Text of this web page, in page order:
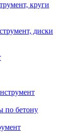
круги
диски
по бетону